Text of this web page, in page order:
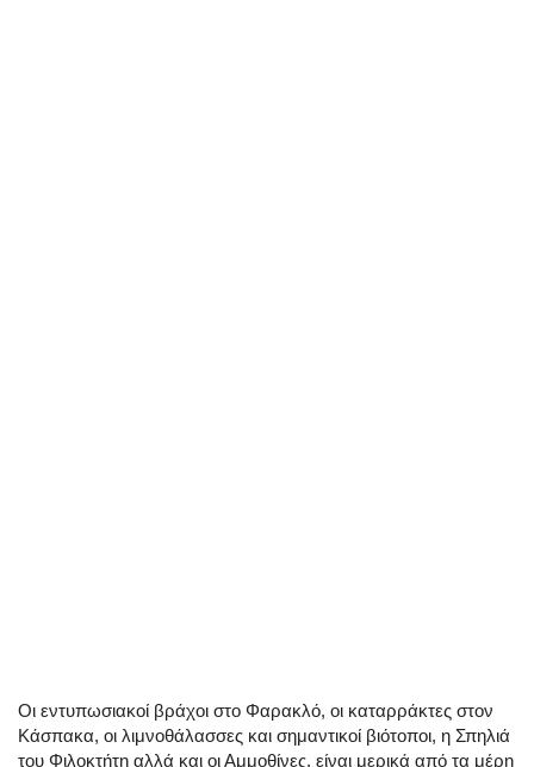
Οι εντυπωσιακοί βράχοι στο Φαρακλό, οι καταρράκτες στον
Κάσπακα, οι λιμνοθάλασσες και σημαντικοί βιότοποι, η Σπηλιά
του Φιλοκτήτη αλλά και οι Αμμοθίνες, είναι μερικά από τα μέρη